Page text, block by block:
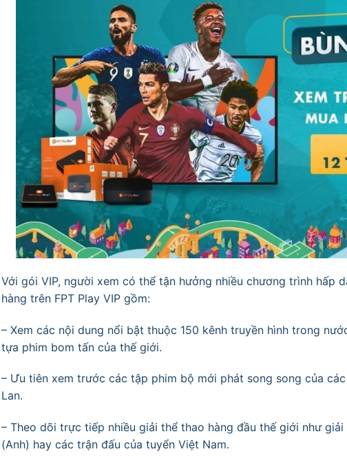
Với gói VIP, người xem có thể tận hưởng nhiều chương trình hấp
hàng trên FPT Play VIP gồm:
– Xem các nội dung nổi bật thuộc 150 kênh truyền hình trong
tựa phim bom tấn của thế giới.
– Ưu tiên xem trước các tập phim bộ mới phát song song của
Lan.
– Theo dõi trực tiếp nhiều giải thể thao hàng đầu thế giới như
(Anh) hay các trận đấu của tuyển Việt Nam.